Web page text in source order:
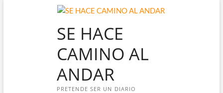
SE HACE
CAMINO AL
ANDAR
PRETENDE SER UN DIARIO